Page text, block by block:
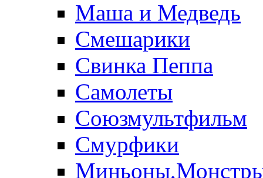
Маша и Медведь
Смешарики
Свинка Пеппа
Самолеты
Союзмультфильм
Смурфики